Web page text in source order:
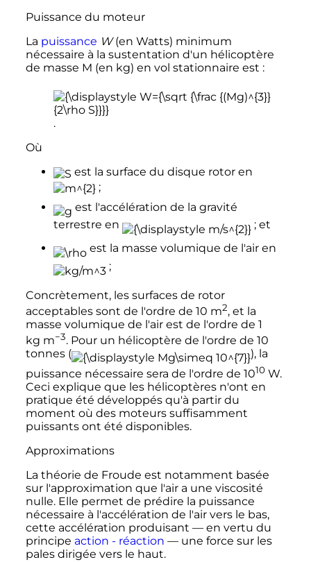
Puissance du moteur
La puissance W(en Watts) minimum
nécessaire à la sustentation d'un hélicoptère
de masse M (en kg) en vol stationnaire est :
.
Où
est la surface du disque rotor en
;
est l'accélération de la gravité
terrestre en
; et
est la masse volumique de l'air en
;
Concrètement, les surfaces de rotor
acceptables sont de l'ordre de 10 m2, et la
masse volumique de l'air est de l'ordre de 1
kg m−3. Pour un hélicoptère de l'ordre de 10
tonnes (
), la
puissance nécessaire sera de l'ordre de 1010 W.
Ceci explique que les hélicoptères n'ont en
pratique été développés qu'à partir du
moment où des moteurs suffisamment
puissants ont été disponibles.
Approximations
La théorie de Froude est notamment basée
sur l'approximation que l'air a une viscosité
nulle. Elle permet de prédire la puissance
nécessaire à l'accélération de l'air vers le bas,
cette accélération produisant — en vertu du
principe action - réaction — une force sur les
pales dirigée vers le haut.